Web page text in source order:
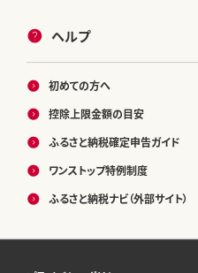
ヘルプ
初めての方へ
控除上限金額の目安
ふるさと納税確定申告ガイド
ワンストップ特例制度
ふるさと納税ナビ（外部サイト）